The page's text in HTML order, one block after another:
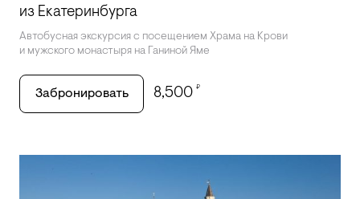
из Екатеринбурга
Автобусная экскурсия с посещением Храма на Крови
и мужского монастыря на Ганиной Яме
Забронировать 8,500 ₽